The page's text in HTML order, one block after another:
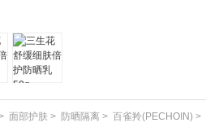
面部护肤 > 防晒隔离 > 百雀羚(PECHOIN) >